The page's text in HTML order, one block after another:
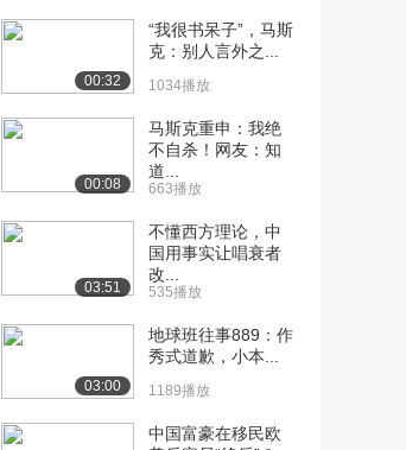
[10] 《沟通心理学》：3.4
15:54
[11] 《沟通心理学》：4.1
16:39
[12] 《沟通心理学》：4.2
14:54
[13] 《沟通心理学》：4.3
承担责任之温...
11:29
[14] 《沟通心理学》：4.4
关爱与变相控...
00:32
“我很书呆子”，马斯
克：别人言外之...
1034播放
00:08
马斯克重申：我绝
不自杀！网友：知
道...
663播放
03:51
不懂西方理论，中
国用事实让唱衰者
改...
535播放
03:00
地球班往事889：作
秀式道歉，小本...
1189播放
中国富豪在移民欧